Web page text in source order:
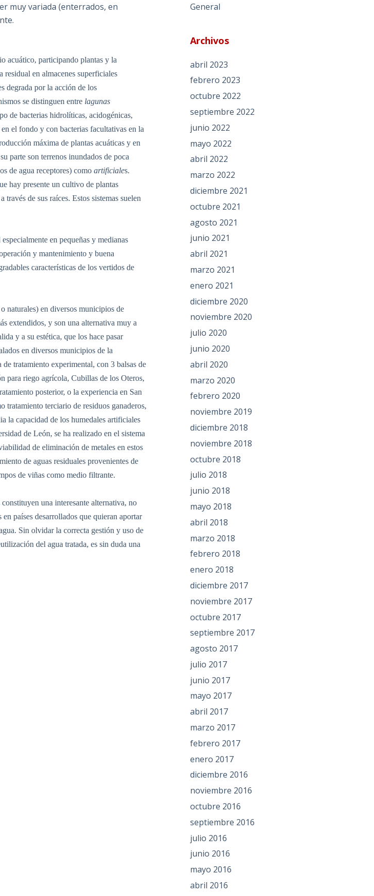
muy variada (enterrados, en
acuático, participando plantas y la
en almacenes superficiales
degrada por la acción de los
se distinguen entre lagunas
de bacterias hidrolíticas, acidogénicas,
el fondo y con bacterias facultativas en la
máxima de plantas acuáticas y en
parte son terrenos inundados de poca
de agua receptores) comoartificiales.
hay presente un cultivo de plantas
de sus raíces. Estos sistemas suelen
en pequeñas y medianas
y mantenimiento y buena
características de los vertidos de
naturales) en diversos municipios de
extendidos, y son una alternativa muy a
y a su estética, que los hace pasar
en diversos municipios de la
tratamiento experimental, con 3 balsas de
para riego agrícola, Cubillas de los Oteros,
posterior, o la experiencia en San
tratamiento terciario de residuos ganaderos,
la capacidad de los humedales artificiales
de León, se ha realizado en el sistema
de eliminación de metales en estos
de aguas residuales provenientes de
de viñas como medio filtrante.
una interesante alternativa, no
países desarrollados que quieran aportar
Sin olvidar la correcta gestión y uso de
del agua tratada, es sin duda una
General
Archivos
abril 2023
febrero 2023
octubre 2022
septiembre 2022
junio 2022
mayo 2022
abril 2022
marzo 2022
diciembre 2021
octubre 2021
agosto 2021
junio 2021
abril 2021
marzo 2021
enero 2021
diciembre 2020
noviembre 2020
julio 2020
junio 2020
abril 2020
marzo 2020
febrero 2020
noviembre 2019
diciembre 2018
noviembre 2018
octubre 2018
julio 2018
junio 2018
mayo 2018
abril 2018
marzo 2018
febrero 2018
enero 2018
diciembre 2017
noviembre 2017
octubre 2017
septiembre 2017
agosto 2017
julio 2017
junio 2017
mayo 2017
abril 2017
marzo 2017
febrero 2017
enero 2017
diciembre 2016
noviembre 2016
octubre 2016
septiembre 2016
julio 2016
junio 2016
mayo 2016
abril 2016